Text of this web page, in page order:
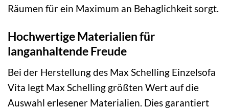
Räumen für ein Maximum an Behaglichkeit sorgt.
Hochwertige Materialien für
langanhaltende Freude
Bei der Herstellung des Max Schelling Einzelsofa
Vita legt Max Schelling größten Wert auf die
Auswahl erlesener Materialien. Dies garantiert